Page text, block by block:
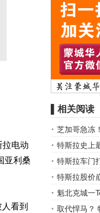
拉电动
亚利桑
看到
▌相关阅读
芝加哥急冻
斯拉
特斯拉史上
人冒雨排队
特斯拉车门
特斯拉股价
魁北克城一
里 司机被迫
取代悍马？